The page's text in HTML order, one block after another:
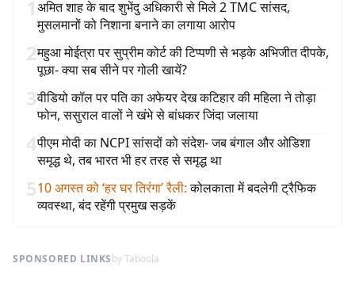
1अमित शाह के बाद शुभेंदु अधिकारी से मिले 2 TMC सांसद,
मुसलमानों को निशाना बनाने का लगाया आरोप
2महुआ मोईत्रा पर सुप्रीम कोर्ट की टिप्पणी से भड़के अभिजीत दीपके,
पूछा- क्या सब सीने पर गोली खायें?
3वीडियो कॉल पर पति का अफेयर देख कटिहार की महिला ने तोड़ा
फोन, ससुराल वालों ने खंभे से बांधकर जिंदा जलाया
4पीएम मोदी का NCPI सांसदों को संदेश- जब बंगाल और ओडिशा
समृद्ध थे, तब भारत भी हर तरह से समृद्ध था
510 अगस्त को ‘हर घर तिरंगा’ रैली: कोलकाता में बदलेगी ट्रैफिक
व्यवस्था, बंद रहेंगी प्रमुख सड़कें
SPONSORED LINKSby Taboola